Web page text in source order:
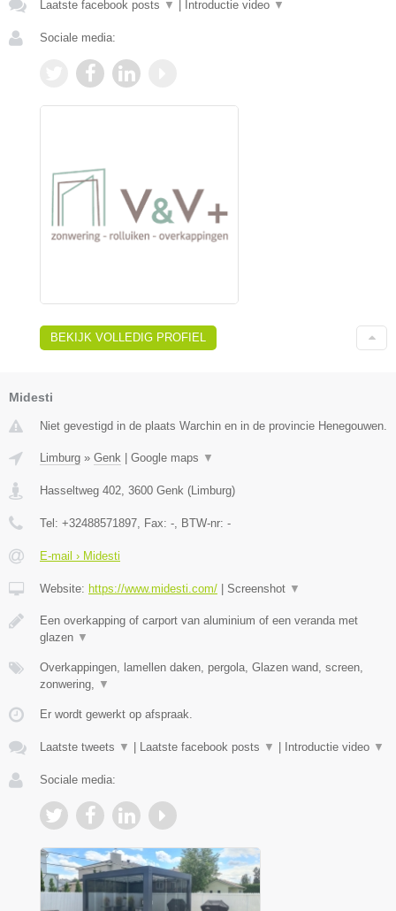
Laatste facebook posts ▼ Introductie video ▼
Sociale media:
BEKIJK VOLLEDIG PROFIEL
Midesti
Niet gevestigd in de plaats Warchin en in de provincie Henegouwen.
Limburg » Genk Google maps ▼
Hasseltweg 402, 3600 Genk (Limburg)
Tel: +32488571897, Fax: -, BTW-nr: -
E-mail › Midesti
Website: https://www.midesti.com/ Screenshot ▼
Een overkapping of carport van aluminium of een veranda met
glazen ▼
Overkappingen, lamellen daken, pergola, Glazen wand, screen,
zonwering, ▼
Er wordt gewerkt op afspraak.
Laatste tweets ▼ Laatste facebook posts ▼ Introductie video ▼
Sociale media: